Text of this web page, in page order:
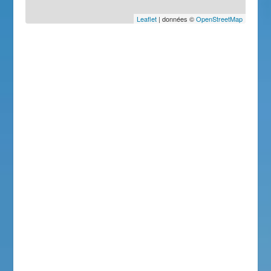
Leaflet| données ©OpenStreetMap